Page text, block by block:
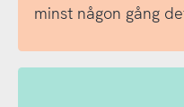
minst någon gång